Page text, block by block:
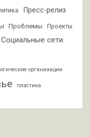
Пресс-релиз
Проблемы Проекты
Социальные сети
организации
пластика